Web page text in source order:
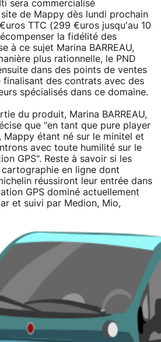
sera commercialisé
de Mappy dès lundi prochain
TTC (299 €uros jusqu'au 10
la fidélité des
à ce sujet Marina BARREAU,
plus rationnelle, le PND
dans des points de ventes
finalisant des contrats avec des
spécialisés dans ce domaine.
du produit, Marina BARREAU,
que "en tant que pure player
Mappy étant né sur le minitel et
avec toute humilité sur le
GPS". Reste à savoir si les
en ligne dont
réussiront leur entrée dans
GPS dominé actuellement
et suivi par Medion, Mio,